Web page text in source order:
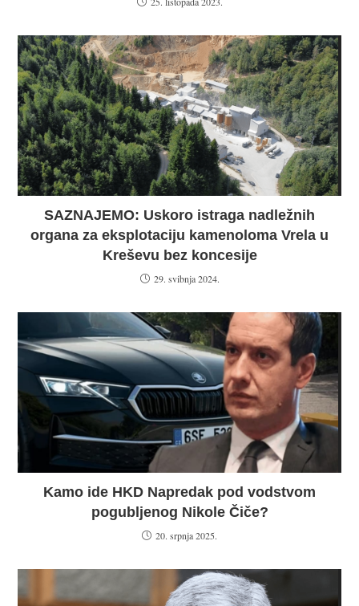
SAZNAJEMO: Uskoro istraga nadležnih
organa za eksplotaciju kamenoloma Vrela u
Kreševu bez koncesije
29. svibnja 2024.
Kamo ide HKD Napredak pod vodstvom
pogubljenog Nikole Čiče?
20. srpnja 2025.